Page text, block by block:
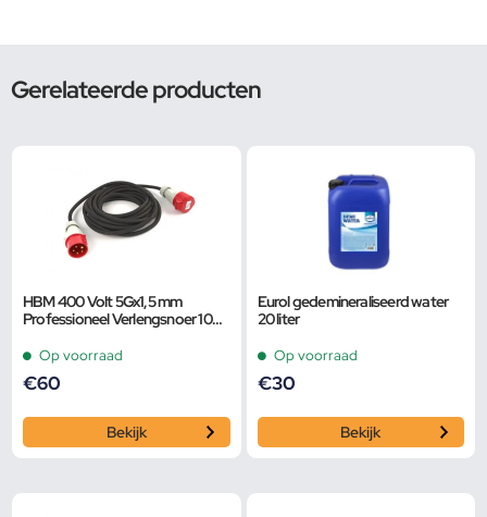
Gerelateerde producten
HBM 400 Volt 5Gx1,5 mm
Professioneel Verlengsnoer 10
Op voorraad
€60
Bekijk
Eurol gedemineraliseerd water
20 liter
Op voorraad
€30
Bekijk